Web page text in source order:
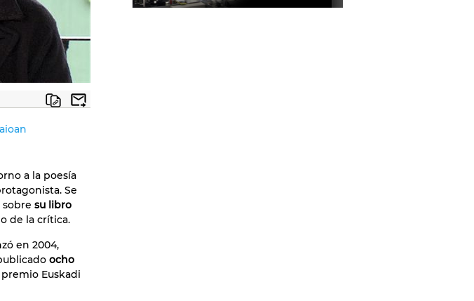
a la poesía
Se
su libro
de la crítica.
en 2004,
ocho
Euskadi